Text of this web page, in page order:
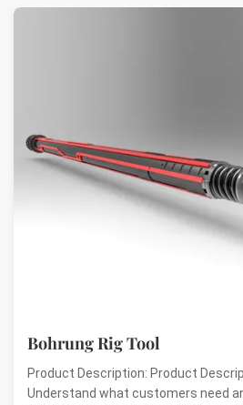
Rig Tool
Description: Product Description
what customers need and